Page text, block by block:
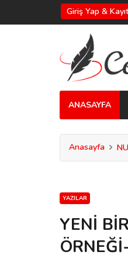
Giriş Yap &
ANASAYFA
Anasayfa
YAZILAR
YENİ